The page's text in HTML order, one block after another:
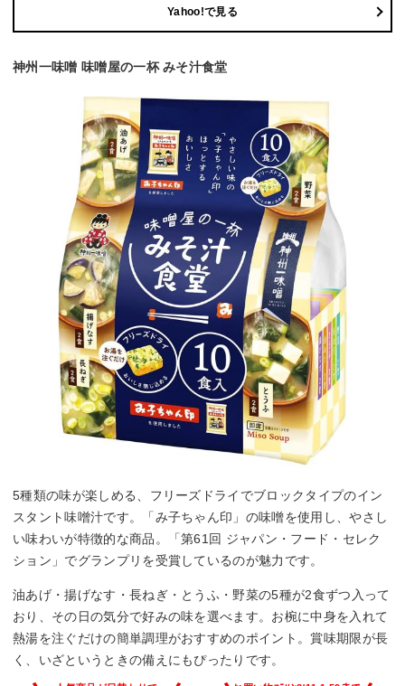
Yahoo!で見る
神州一味噌 味噌屋の一杯 みそ汁食堂
5種類の味が楽しめる、フリーズドライでブロックタイプのイン
スタント味噌汁です。「み子ちゃん印」の味噌を使用し、やさし
い味わいが特徴的な商品。「第61回 ジャパン・フード・セレク
ション」でグランプリを受賞しているのが魅力です。
油あげ・揚げなす・長ねぎ・とうふ・野菜の5種が2食ずつ入って
おり、その日の気分で好みの味を選べます。お椀に中身を入れて
熱湯を注ぐだけの簡単調理がおすすめのポイント。賞味期限が長
く、いざというときの備えにもぴったりです。